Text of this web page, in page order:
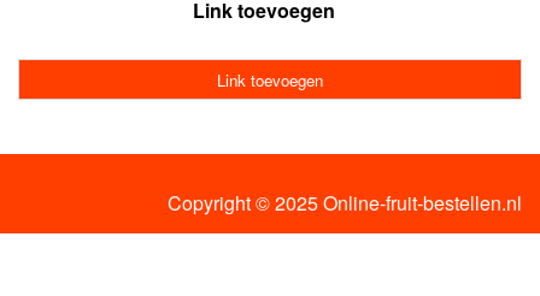
Link toevoegen
Link toevoegen
Copyright © 2025 Online-fruit-bestellen.nl